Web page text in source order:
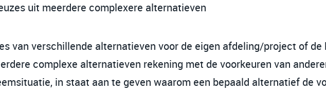
uit meerdere complexere alternatieven
van verschillende alternatieven voor de eigen afdeling/project of de
complexe alternatieven rekening met de voorkeuren van
in staat aan te geven waarom een bepaald alternatief de